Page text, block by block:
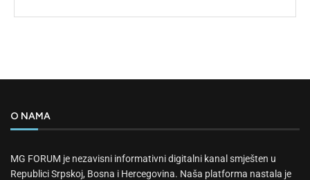
O NAMA
MG FORUM je nezavisni informativni digitalni kanal smješten u
Republici Srpskoj, Bosna i Hercegovina. Naša platforma nastala je